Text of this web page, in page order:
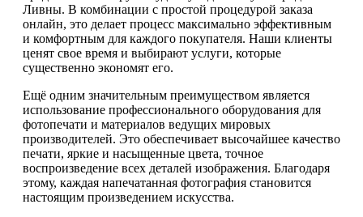
Ливны. В комбинации с простой процедурой заказа
онлайн, это делает процесс максимально эффективным
и комфортным для каждого покупателя. Наши клиенты
ценят свое время и выбирают услуги, которые
существенно экономят его.
Ещё одним значительным преимуществом является
использование профессионального оборудования для
фотопечати и материалов ведущих мировых
производителей. Это обеспечивает высочайшее качество
печати, яркие и насыщенные цвета, точное
воспроизведение всех деталей изображения. Благодаря
этому, каждая напечатанная фотография становится
настоящим произведением искусства.